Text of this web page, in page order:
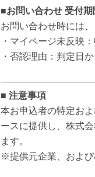
■お問い合わせ 受付期
お問い合わせ時には
・マイページ未反映
・否認理由：判定日
■ 注意事項
本お申込者の特定お
ースに提供し、株式
ます。
※提供元企業、および